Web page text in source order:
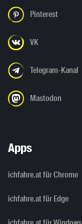
Pinterest
VK
Telegram-Kanal
Mastodon
Apps
ichfahre.at für Chrome
ichfahre.at für Edge